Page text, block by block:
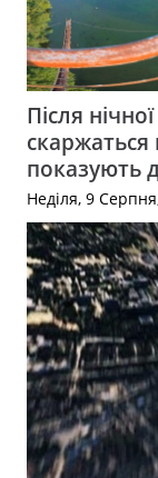
Після
показують
Неділя, 9